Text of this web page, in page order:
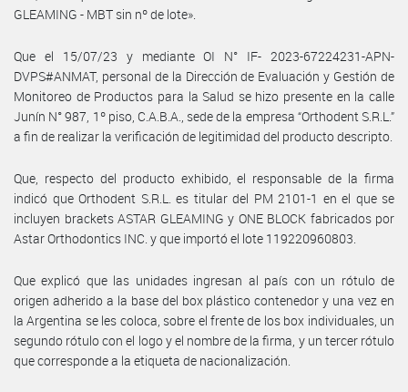
GLEAMING - MBT sin nº de lote».
Que el 15/07/23 y mediante OI N° IF- 2023-67224231-APN-
DVPS#ANMAT, personal de la Dirección de Evaluación y Gestión de
Monitoreo de Productos para la Salud se hizo presente en la calle
Junín N° 987, 1º piso, C.A.B.A., sede de la empresa “Orthodent S.R.L.”
a fin de realizar la verificación de legitimidad del producto descripto.
Que, respecto del producto exhibido, el responsable de la firma
indicó que Orthodent S.R.L. es titular del PM 2101-1 en el que se
incluyen brackets ASTAR GLEAMING y ONE BLOCK fabricados por
Astar Orthodontics INC. y que importó el lote 119220960803.
Que explicó que las unidades ingresan al país con un rótulo de
origen adherido a la base del box plástico contenedor y una vez en
la Argentina se les coloca, sobre el frente de los box individuales, un
segundo rótulo con el logo y el nombre de la firma, y un tercer rótulo
que corresponde a la etiqueta de nacionalización.